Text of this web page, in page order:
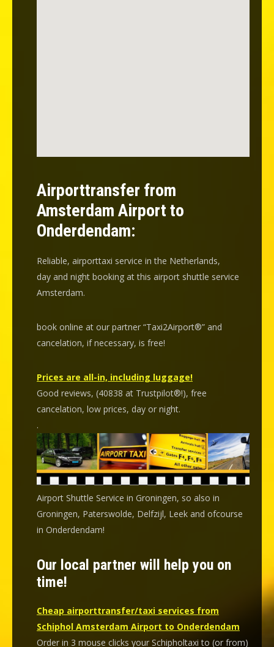
Airporttransfer from
Amsterdam Airport to
Onderdendam:
Reliable, airporttaxi service in the Netherlands,
day and night booking at this airport shuttle service
Amsterdam.
book online at our partner “Taxi2Airport®” and
cancelation, if necessary, is free!
Prices are all-in, including luggage!
Good reviews, (40838 at Trustpilot®!), free
cancelation, low prices, day or night.
.
Airport Shuttle Service in Groningen, so also in
Groningen, Paterswolde, Delfzijl, Leek and ofcourse
in Onderdendam!
Our local partner will help you on
time!
Cheap airporttransfer/taxi services from
Schiphol Amsterdam Airport to Onderdendam
Order in 3 mouse clicks your Schipholtaxi to (or from)